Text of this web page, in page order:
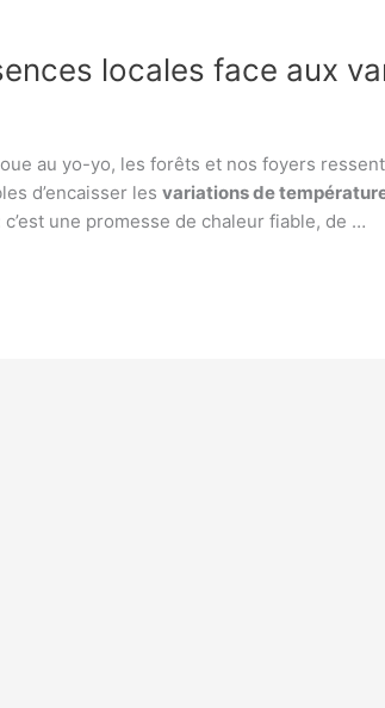
locales face aux
au yo-yo, les forêts et nos foyers
d’encaisser les variations de
une promesse de chaleur fiable, de …